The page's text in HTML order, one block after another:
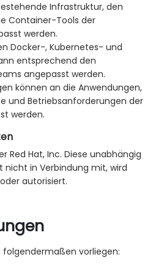
Infrastruktur, den
Container-Tools der
werden.
Docker-, Kubernetes- und
entsprechend den
angepasst werden.
können an die Anwendungen,
und Betriebsanforderungen der
werden.
Red Hat, Inc. Diese unabhängig
in Verbindung mit, wird
autorisiert.
vorliegen: